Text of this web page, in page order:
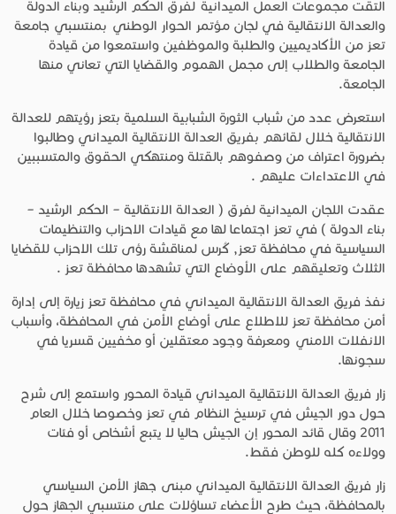
التقت مجموعات العمل الميدانية لفرق الحكم الرشيد وبناء الدولة
والعدالة الانتقالية في لجان مؤتمر الحوار الوطني بمنتسبي جامعة
تعز من الأكاديميين والطلبة والموظفين واستمعوا من قيادة
الجامعة والطلاب إلى مجمل الهموم والقضايا التي تعاني منها
الجامعة.
استعرض عدد من شباب الثورة الشبابية السلمية بتعز رؤيتهم للعدالة
الانتقالية خلال لقائهم بفريق العدالة الانتقالية الميداني وطالبوا
بضرورة اعتراف من وصفوهم بالقتلة ومنتهكي الحقوق والمتسببين
في الاعتداءات عليهم .
عقدت اللجان الميدانية لفرق ( العدالة الانتقالية – الحكم الرشيد –
بناء الدولة ) في تعز اجتماعا لها مع قيادات الاحزاب والتنظيمات
السياسية في محافظة تعز, كُرس لمناقشة رؤى تلك الاحزاب للقضايا
الثلاث وتعليقهم على الأوضاع التي تشهدها محافظة تعز .
نفذ فريق العدالة الانتقالية الميداني في محافظة تعز زيارة إلى إدارة
أمن محافظة تعز للاطلاع على أوضاع الأمن في المحافظة، وأسباب
الانفلات الامني ومعرفة وجود معتقلين أو مخفيين قسريا في
سجونها.
زار فريق العدالة الانتقالية الميداني قيادة المحور واستمع إلى شرح
حول دور الجيش في ترسيخ النظام في تعز وخصوصا خلال العام
2011 وقال قائد المحور إن الجيش حاليا لا يتبع أشخاص أو فئات
وولاءه كله للوطن فقط.
زار فريق العدالة الانتقالية الميداني مبنى جهاز الأمن السياسي
بالمحافظة، حيث طرح الأعضاء تساؤلات على منتسبي الجهاز حول